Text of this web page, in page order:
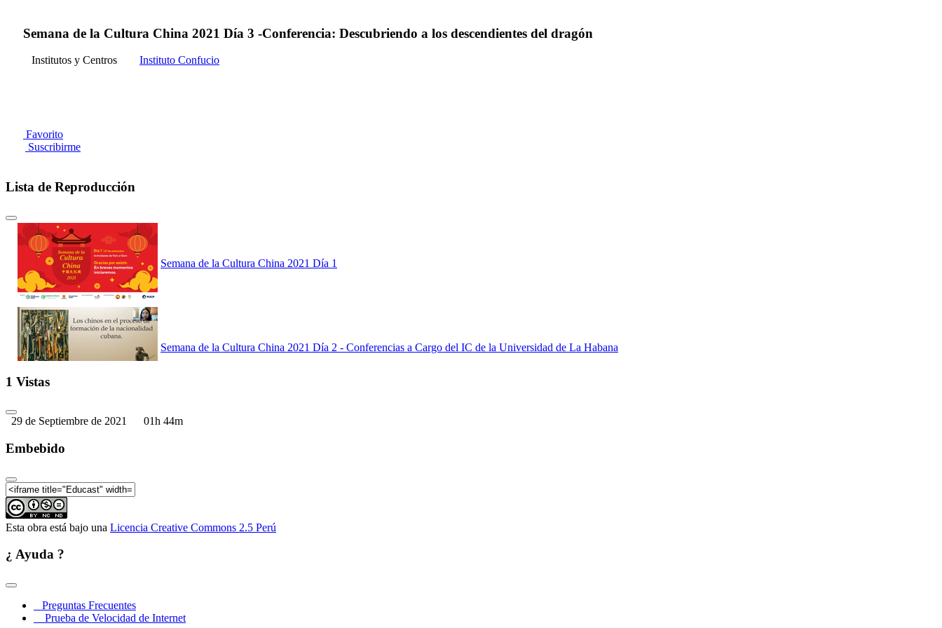
Semana de la Cultura China 2021 Día 3 -Conferencia: Descubriendo a los descendientes del dragón
Institutos y Centros Instituto Confucio
Favorito
Suscribirme
Lista de Reproducción
Semana de la Cultura China 2021 Día 1
Semana de la Cultura China 2021 Día 2 - Conferencias a Cargo del IC de la Universidad de La Habana
1 Vistas
29 de Septiembre de 2021 01h 44m
Embebido
Esta obra está bajo una Licencia Creative Commons 2.5 Perú
¿ Ayuda ?
Preguntas Frecuentes
Prueba de Velocidad de Internet